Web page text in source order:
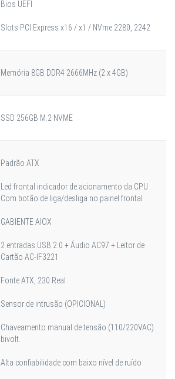
Bios UEFI
Slots PCI Express x16 / x1 / NVme 2280, 2242
Memória 8GB DDR4 2666MHz (2 x 4GB)
SSD 256GB M.2 NVME
Padrão ATX
Led frontal indicador de acionamento da CPU
Com botão de liga/desliga no painel frontal
GABIENTE AIOX
2 entradas USB 2.0 + Áudio AC97 + Leitor de
Cartão AC-IF3221
Fonte ATX, 230 Real
Sensor de intrusão (OPICIONAL)
Chaveamento manual de tensão (110/220VAC)
bivolt.
Alta confiabilidade com baixo nível de ruído